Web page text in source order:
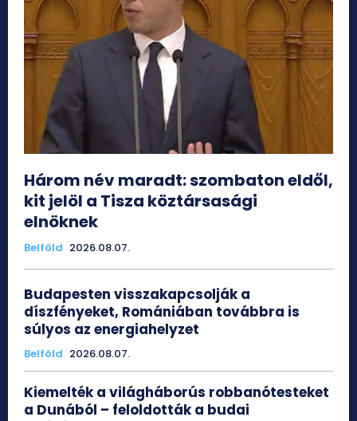
Három név maradt: szombaton eldől,
kit jelöl a Tisza köztársasági
elnöknek
Belföld 2026.08.07.
Budapesten visszakapcsolják a
díszfényeket, Romániában továbbra is
súlyos az energiahelyzet
Belföld 2026.08.07.
Kiemelték a világháborús robbanótesteket
a Dunából – feloldották a budai